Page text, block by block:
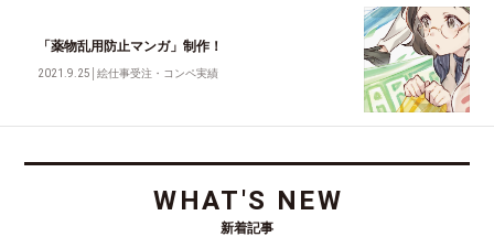
「薬物乱用防止マンガ」制作！
2021.9.25 │絵仕事受注・コンペ実績
WHAT'S NEW
新着記事